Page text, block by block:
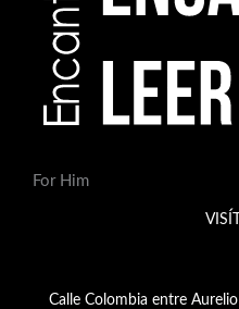
For Him
Calle Colombia entre